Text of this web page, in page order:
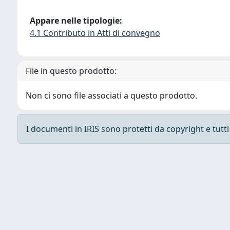
Appare nelle tipologie:
4.1 Contributo in Atti di convegno
File in questo prodotto:
Non ci sono file associati a questo prodotto.
I documenti in IRIS sono protetti da copyright e